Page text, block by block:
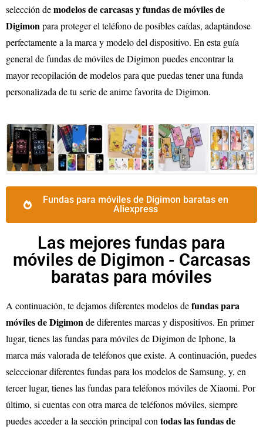
selección demodelos de carcasas y fundas de móviles de
Digimonpara proteger el teléfono de posibles caídas, adaptándose
perfectamente a la marca y modelo del dispositivo. En esta guía
general de fundas de móviles deDigimon puedes encontrar la
mayor recopilación de modelos para que puedas tener una funda
personalizada de tu serie de anime favorita deDigimon.
Fundas para móviles de Digimon baratas en
Aliexpress
Las mejores fundas para
móviles de Digimon - Carcasas
baratas para móviles
A continuación, te dejamos diferentes modelos defundas para
móviles deDigimonde diferentes marcas y dispositivos. En primer
lugar, tienes las fundas para móviles deDigimon de Iphone, la
marca más valorada de teléfonos que existe. A continuación, puedes
seleccionar diferentes fundas para los modelos de Samsung, y, en
tercer lugar, tienes las fundas para teléfonos móviles de Xiaomi. Por
último, si cuentas con otra marca de teléfonos móviles, siempre
puedes acceder a la sección principal con todas las fundas de